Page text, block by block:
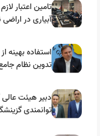
تامین اعتبار
آبیاری در
استفاده بهینه
تدوین نظام
دبیر هیئت
توانمندی